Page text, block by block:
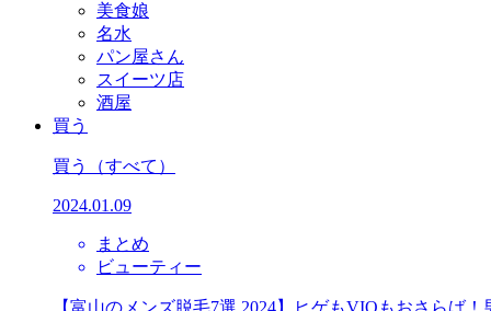
美食娘
名水
パン屋さん
スイーツ店
酒屋
買う
買う （すべて）
2024.01.09
まとめ
ビューティー
【富山のメンズ脱毛7選 2024】ヒゲもVIOもおさらば